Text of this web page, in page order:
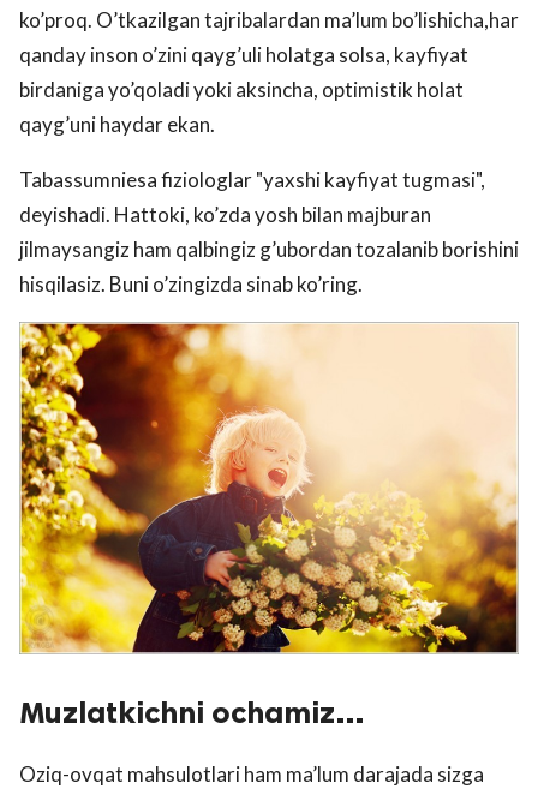
ko’proq. O’tkazilgan tajribalardan ma’lum bo’lishicha,har
qanday inson o’zini qayg’uli holatga solsa, kayfiyat
birdaniga yo’qoladi yoki aksincha, optimistik holat
qayg’uni haydar ekan.
Tabassumniesa fiziologlar "yaxshi kayfiyat tugmasi",
deyishadi. Hattoki, ko’zda yosh bilan majburan
jilmaysangiz ham qalbingiz g’ubordan tozalanib borishini
hisqilasiz. Buni o’zingizda sinab ko’ring.
Muzlatkichni ochamiz…
Oziq-ovqat mahsulotlari ham ma’lum darajada sizga